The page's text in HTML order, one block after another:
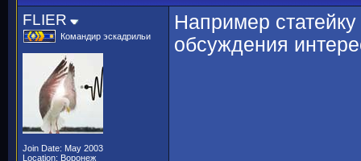
FLIER
Командир эскадрильи
Join Date: May 2003
Location: Воронеж
Например
обсуждения